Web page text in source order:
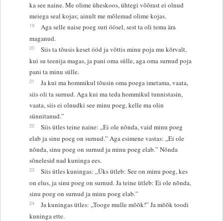
ka see naine. Me olime üheskoos, ühtegi võõrast ei olnud
meiega seal kojas; ainult me mõlemad olime kojas.
19
Aga selle naise poeg suri öösel, sest ta oli tema ära
maganud.
20
Siis ta tõusis keset ööd ja võttis minu poja mu kõrvalt,
kui su teenija magas, ja pani oma sülle, aga oma surnud poja
pani ta minu sülle.
21
Ja kui ma hommikul tõusin oma poega imetama, vaata,
siis oli ta surnud. Aga kui ma teda hommikul tunnistasin,
vaata, siis ei olnudki see minu poeg, kelle ma olin
sünnitanud.”
22
Siis ütles teine naine: „Ei ole nõnda, vaid minu poeg
elab ja sinu poeg on surnud.” Aga esimene vastas: „Ei ole
nõnda, sinu poeg on surnud ja minu poeg elab.” Nõnda
sõnelesid nad kuninga ees.
23
Siis ütles kuningas: „Üks ütleb: See on minu poeg, kes
on elus, ja sinu poeg on surnud. Ja teine ütleb: Ei ole nõnda,
sinu poeg on surnud ja minu poeg elab.”
24
Ja kuningas ütles: „Tooge mulle mõõk!” Ja mõõk toodi
kuninga ette.